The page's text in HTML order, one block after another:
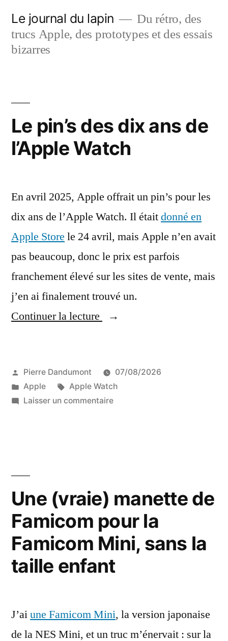
contenu
Le journal du lapin
Du rétro, des
trucs Apple, des prototypes et des essais
bizarres
Le pin’s des dix ans de
l’Apple Watch
En avril 2025, Apple offrait un pin’s pour les
dix ans de l’Apple Watch. Il étaitdonné en
Apple Store le 24 avril, mais Apple n’en avait
pas beaucoup, donc le prix est parfois
franchement élevé sur les sites de vente, mais
j’en ai finalement trouvé un.
Continuer la lecture
« Le
dix
ans
Publié
par
Pierre Dandumont
07/08/2026
Publié
dans
Apple Étiquettes :
Apple Watch
Laisser un commentairesur
l’Apple
Une (vraie) manette de
Famicom pour la
Famicom Mini, sans la
taille enfant
J’aiune Famicom Mini, la version japonaise
de la NES Mini, et un truc m’énervait : sur la